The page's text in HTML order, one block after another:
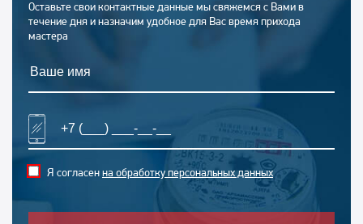
Оставьте свои контактные данные мы свяжемся с Вами в
течение дня и назначим удобное для Вас время прихода
мастера
Я согласен на обработку персональных данных